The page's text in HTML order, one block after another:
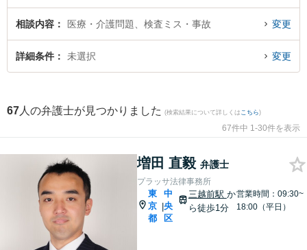
士に相談したい』『検査ミスによる医療事故のトラブル解決の実績豊富な近く
の弁護士を検索したい』『初回相談無料で検査ミスによる医療事故を法律相談
できる中央区内の弁護士に相談予約したい』などでお困りの相談者さんにおす
相談内容 医療・介護問題、検査ミス・事故 変更
詳細条件 未選択 変更
67 人の弁護士が見つかりました (検索結果について詳しくは こちら)
67件中 1-30件を表示
増田 直毅 弁護士
プラッサ法律事務所
東
京
都
|
中
央
区
三越前駅 か
ら徒歩1分
営業時間：09:30~
18:00（平日）